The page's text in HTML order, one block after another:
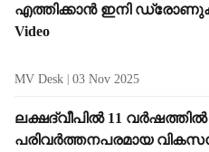
എത്തിക്കാൻ ഇനി
Video
MV Desk 03 Nov 2025
ലക്ഷദ്വീപിൽ 11 വർഷത്തിൽ
പരിവർത്തനപരമായ